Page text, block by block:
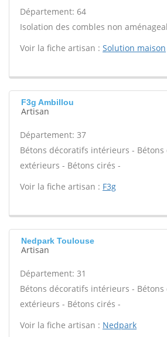
Département: 64
Isolation des combles non
Voir la fiche artisan : Solution maison
F3g Ambillou
Artisan
Département: 37
Bétons décoratifs intérieurs - Bétons
extérieurs - Bétons cirés -
Voir la fiche artisan : F3g
Nedpark Toulouse
Artisan
Département: 31
Bétons décoratifs intérieurs - Bétons
extérieurs - Bétons cirés -
Voir la fiche artisan : Nedpark